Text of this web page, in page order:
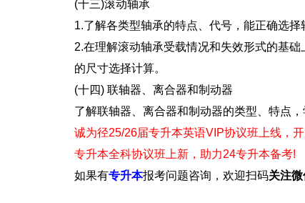
(十三)滚动轴承
1.了解各类型轴承的特点、代号，能正确选择
2.在理解滚动轴承受载情况和失效形式的基础
的尺寸选择计算。
(十四) 联轴器、离合器和制动器
了解联轴器、离合器和制动器的类型、特点，
诚为径25/26届专升本英语VIP协议班上线，开
专升本全科协议班上新，助力24专升本备考!
如果有专升本报考问题咨询，欢迎扫码关注微